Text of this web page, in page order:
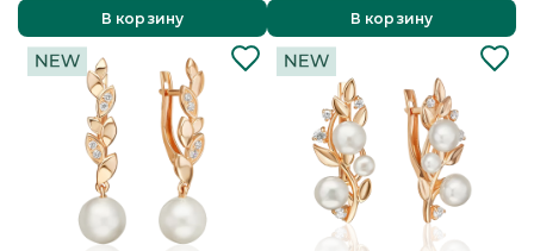
В корзину
В корзину